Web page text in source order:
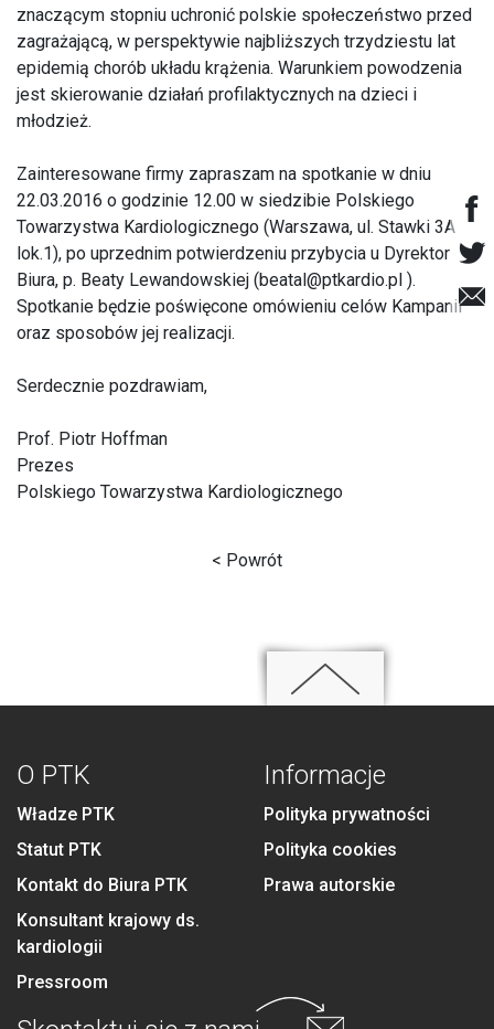
znaczącym stopniu uchronić polskie społeczeństwo przed
zagrażającą, w perspektywie najbliższych trzydziestu lat
epidemią chorób układu krążenia. Warunkiem powodzenia
jest skierowanie działań profilaktycznych na dzieci i
młodzież.
Zainteresowane firmy zapraszam na spotkanie w dniu
22.03.2016 o godzinie 12.00 w siedzibie Polskiego
Towarzystwa Kardiologicznego (Warszawa, ul. Stawki 3A
lok.1), po uprzednim potwierdzeniu przybycia u Dyrektor
Biura, p. Beaty Lewandowskiej (beatal@ptkardio.pl ).
Spotkanie będzie poświęcone omówieniu celów Kampanii
oraz sposobów jej realizacji.
Serdecznie pozdrawiam,
Prof. Piotr Hoffman
Prezes
Polskiego Towarzystwa Kardiologicznego
< Powrót
O PTK
Władze PTK
Statut PTK
Kontakt do Biura PTK
Konsultant krajowy ds.
kardiologii
Pressroom
Informacje
Polityka prywatności
Polityka cookies
Prawa autorskie